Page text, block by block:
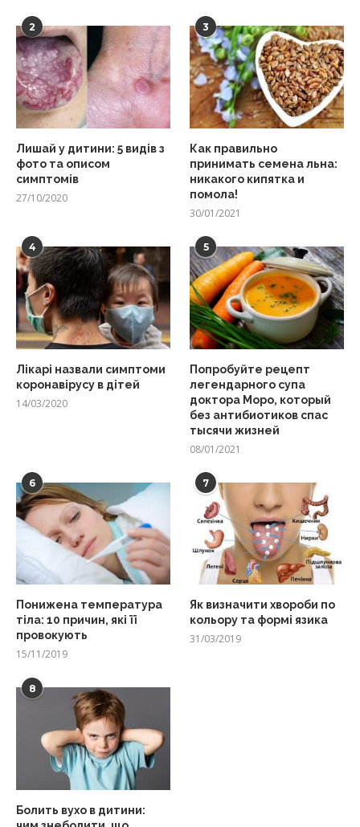
2
Лишай у дитини: 5 видів з
фото та описом
симптомів
27/10/2020
3
Как правильно
принимать семена льна:
никакого кипятка и
помола!
30/01/2021
4
Лікарі назвали симптоми
коронавірусу в дітей
14/03/2020
5
Попробуйте рецепт
легендарного супа
доктора Моро, который
без антибиотиков спас
тысячи жизней
08/01/2021
6
Понижена температура
тіла: 10 причин, які її
провокують
15/11/2019
7
Як визначити хвороби по
кольору та формі язика
31/03/2019
8
Болить вухо в дитини: